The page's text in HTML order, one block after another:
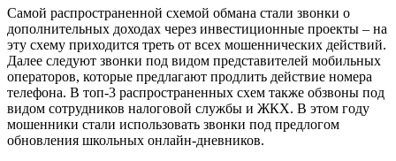
Самой распространенной схемой обмана стали звонки о
дополнительных доходах через инвестиционные проекты – на
эту схему приходится треть от всех мошеннических действий.
Далее следуют звонки под видом представителей мобильных
операторов, которые предлагают продлить действие номера
телефона. В топ-3 распространенных схем также обзвоны под
видом сотрудников налоговой службы и ЖКХ. В этом году
мошенники стали использовать звонки под предлогом
обновления школьных онлайн-дневников.